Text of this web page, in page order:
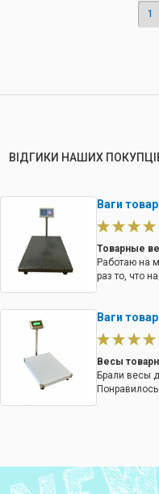
1
ВІДГИКИ НАШИХ
Ваги
Товарные
Работаю на
раз то, что
Ваги
Весы
Брали весы